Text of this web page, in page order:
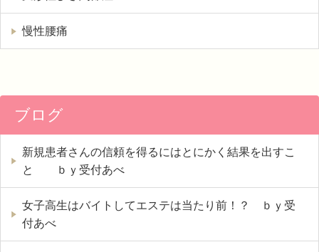
慢性腰痛
ブログ
新規患者さんの信頼を得るにはとにかく結果を出すこ
と ｂｙ受付あべ
女子高生はバイトしてエステは当たり前！？ ｂｙ受
付あべ